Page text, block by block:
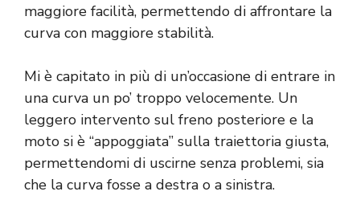
maggiore facilità, permettendo di affrontare la
curva con maggiore stabilità.
Mi è capitato in più di un’occasione di entrare in
una curva un po’ troppo velocemente. Un
leggero intervento sul freno posteriore e la
moto si è “appoggiata” sulla traiettoria giusta,
permettendomi di uscirne senza problemi, sia
che la curva fosse a destra o a sinistra.